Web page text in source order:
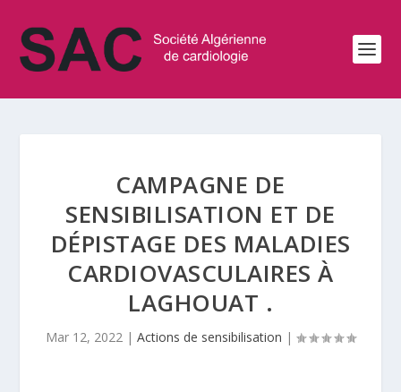
CAMPAGNE DE
SENSIBILISATION ET DE
DÉPISTAGE DES MALADIES
CARDIOVASCULAIRES À
LAGHOUAT .
Mar 12, 2022 | Actions de sensibilisation |